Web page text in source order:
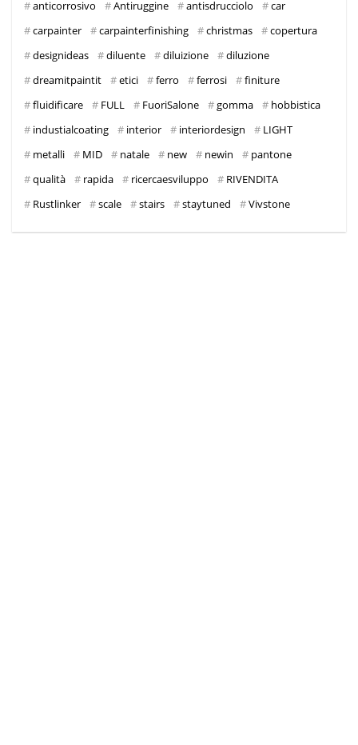
anticorrosivo Antiruggine antisdrucciolo
car
carpainter
carpainterfinishing christmas
copertura
designideas
diluente diluizione
diluzione
dreamitpaintit
etici ferro ferrosi
finiture
fluidificare
FULL FuoriSalone gomma
hobbistica
industialcoating
interior interiordesign
LIGHT
metalli
MID natale new newin
pantone
qualità
rapida ricercaesviluppo
RIVENDITA
Rustlinker
scale stairs staytuned Vivstone